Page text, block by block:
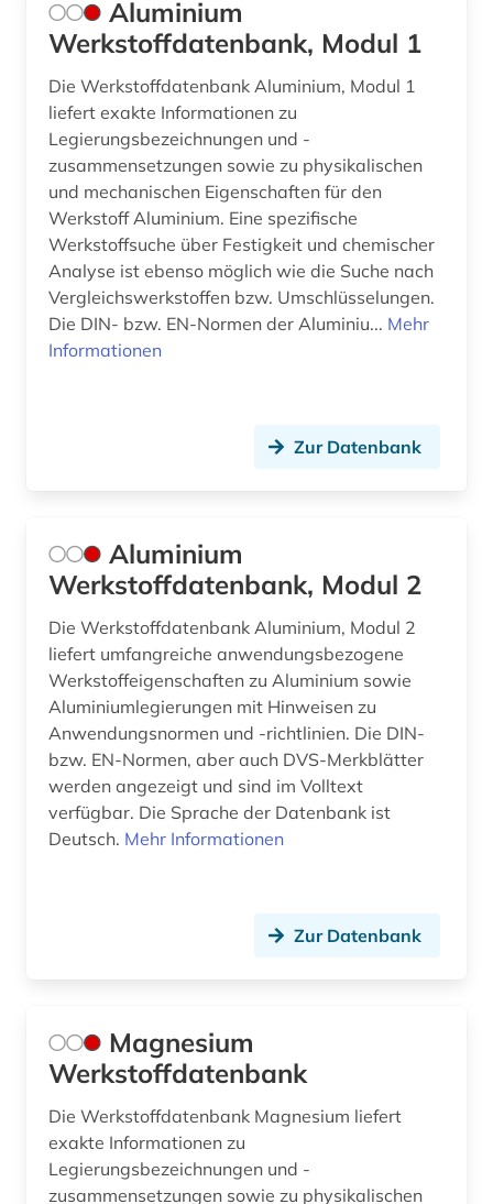
Aluminium
Werkstoffdatenbank, Modul 1
Die Werkstoffdatenbank Aluminium, Modul 1
liefert exakte Informationen zu
Legierungsbezeichnungen und -
zusammensetzungen sowie zu physikalischen
und mechanischen Eigenschaften für den
Werkstoff Aluminium. Eine spezifische
Werkstoffsuche über Festigkeit und chemischer
Analyse ist ebenso möglich wie die Suche nach
Vergleichswerkstoffen bzw. Umschlüsselungen.
Die DIN- bzw. EN-Normen der Aluminiu... Mehr
Informationen
Zur Datenbank
Aluminium
Werkstoffdatenbank, Modul 2
Die Werkstoffdatenbank Aluminium, Modul 2
liefert umfangreiche anwendungsbezogene
Werkstoffeigenschaften zu Aluminium sowie
Aluminiumlegierungen mit Hinweisen zu
Anwendungsnormen und -richtlinien. Die DIN-
bzw. EN-Normen, aber auch DVS-Merkblätter
werden angezeigt und sind im Volltext
verfügbar. Die Sprache der Datenbank ist
Deutsch. Mehr Informationen
Zur Datenbank
Magnesium
Werkstoffdatenbank
Die Werkstoffdatenbank Magnesium liefert
exakte Informationen zu
Legierungsbezeichnungen und -
zusammensetzungen sowie zu physikalischen